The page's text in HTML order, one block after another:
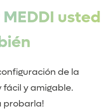
usted
de la
y amigable.
probarla!